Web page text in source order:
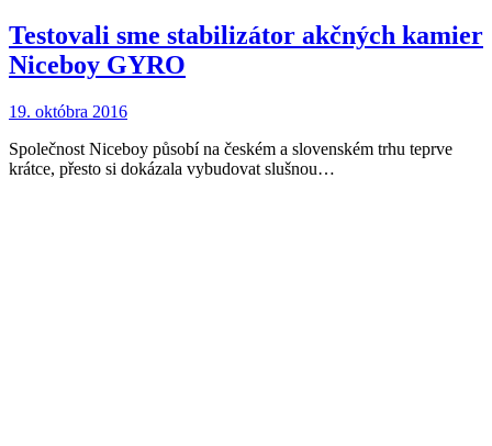
Testovali sme stabilizátor akčných kamier
Niceboy GYRO
19. októbra 2016
Společnost Niceboy působí na českém a slovenském trhu teprve
krátce, přesto si dokázala vybudovat slušnou…